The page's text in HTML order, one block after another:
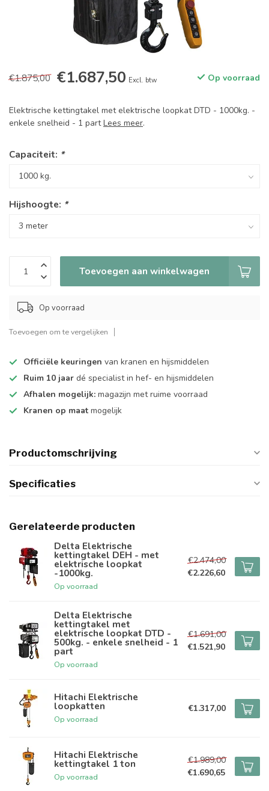
€1.875,00 €1.687,50 Excl. btw Op voorraad
Elektrische kettingtakel met elektrische loopkat DTD - 1000kg. -
enkele snelheid - 1 partLees meer.
Capaciteit: *
Hijshoogte: *
Toevoegen aan winkelwagen
Op voorraad
Toevoegen om te vergelijken
Officiële keuringen van kranen en hijsmiddelen
Ruim 10 jaar dé specialist in hef- en hijsmiddelen
Afhalen mogelijk: magazijn met ruime voorraad
Kranen op maat mogelijk
Productomschrijving
Specificaties
Gerelateerde producten
Delta Elektrische
kettingtakel DEH - met
elektrische loopkat
-1000kg.
Op voorraad
€2.474,00
€2.226,60
Delta Elektrische
kettingtakel met
elektrische loopkat DTD -
500kg. - enkele snelheid - 1
part
Op voorraad
€1.691,00
€1.521,90
Hitachi Elektrische
loopkatten
Op voorraad
€1.317,00
Hitachi Elektrische
kettingtakel 1 ton
Op voorraad
€1.989,00
€1.690,65